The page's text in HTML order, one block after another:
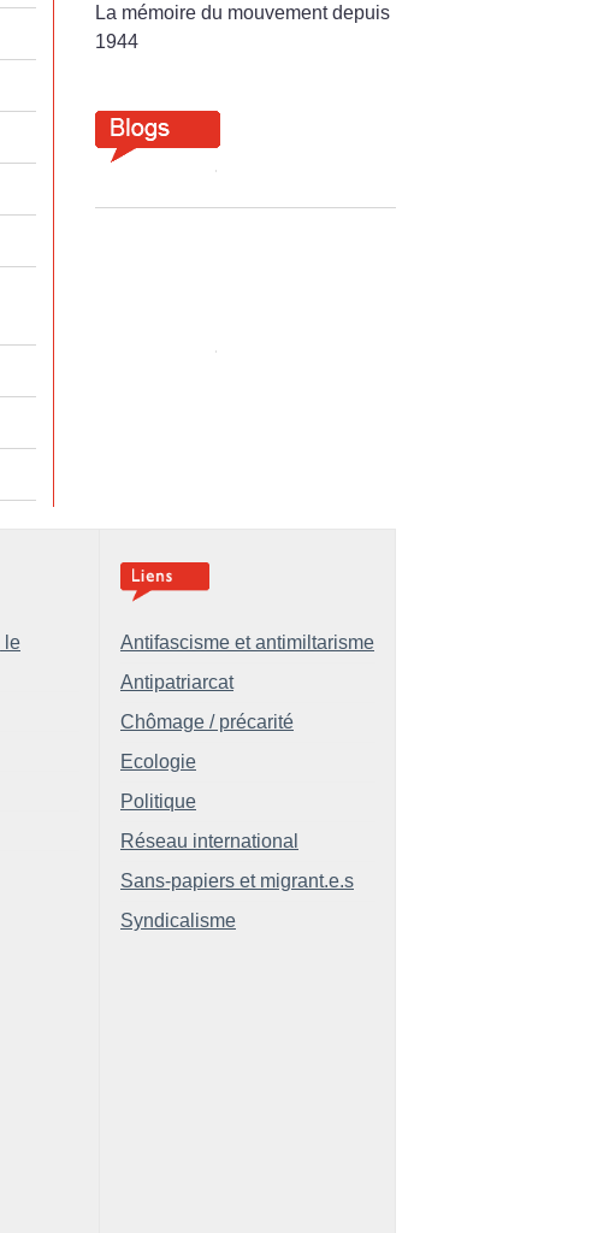
La mémoire du mouvement depuis
1944
le
Antifascisme et antimiltarisme
Antipatriarcat
Chômage / précarité
Ecologie
Politique
Réseau international
Sans-papiers et migrant.e.s
Syndicalisme